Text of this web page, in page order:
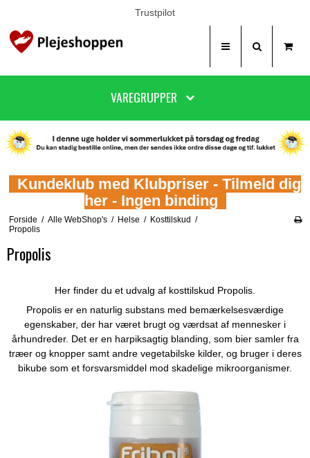
Trustpilot
VAREGRUPPER
Kundeklub med Klubpriser - Tilmeld dig
her - Ingen binding
Forside / Alle WebShop's / Helse / Kosttilskud /
Propolis
Propolis
Her finder du et udvalg af kosttilskud Propolis.
Propolis er en naturlig substans med bemærkelsesværdige
egenskaber, der har været brugt og værdsat af mennesker i
århundreder. Det er en harpiksagtig blanding, som bier samler fra
træer og knopper samt andre vegetabilske kilder, og bruger i deres
bikube som et forsvarsmiddel mod skadelige mikroorganismer.